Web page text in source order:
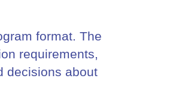
format. The
requirements,
decisions about